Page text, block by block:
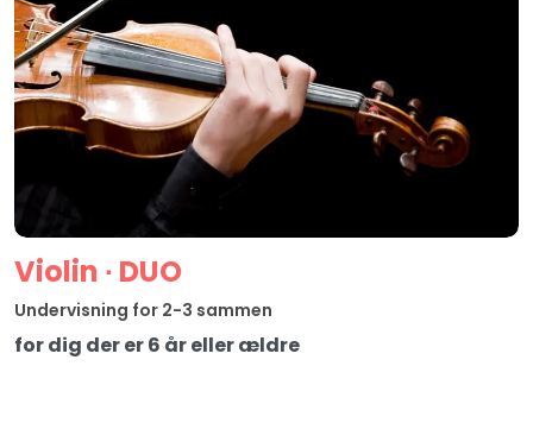
Violin ∙ DUO
Undervisning for 2-3 sammen
for dig der er 6 år eller ældre